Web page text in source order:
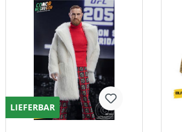
LIEFERBAR